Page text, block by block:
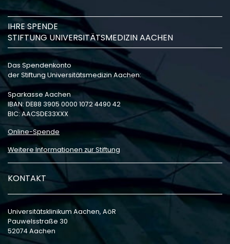
IHRE SPENDE
STIFTUNG UNIVERSITÄTSMEDIZIN AACHEN
Das Spendenkonto
der Stiftung Universitätsmedizin Aachen:
Sparkasse Aachen
IBAN: DE88 3905 0000 1072 4490 42
BIC: AACSDE33XXX
Online-Spende
Weitere Informationen zur Stiftung
KONTAKT
Universitätsklinikum Aachen, AöR
Pauwelsstraße 30
52074 Aachen